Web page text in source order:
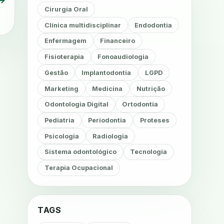
Cirurgia Oral
Clínica multidisciplinar Endodontia
Enfermagem Financeiro
Fisioterapia Fonoaudiologia
Gestão Implantodontia LGPD
Marketing Medicina Nutrição
Odontologia Digital Ortodontia
Pediatria Periodontia Proteses
Psicologia Radiologia
Sistema odontológico Tecnologia
Terapia Ocupacional
TAGS